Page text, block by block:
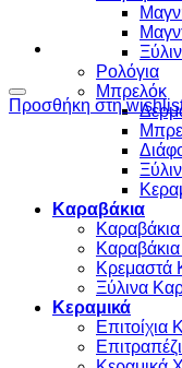
Ρολόγια
Μπρελόκ
Καραβάκια
Κρεμαστά
Ξύλινα
Κεραμικά
Επιτοίχια
Προσθήκη στη